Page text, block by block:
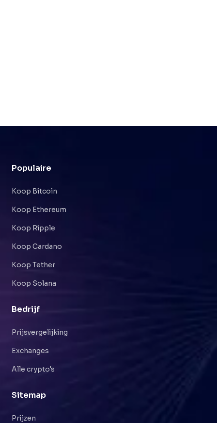
Populaire
Koop Bitcoin
Koop Ethereum
Koop Ripple
Koop Cardano
Koop Tether
Koop Solana
Bedrijf
Prijsvergelijking
Exchanges
Alle crypto's
Sitemap
Prijzen